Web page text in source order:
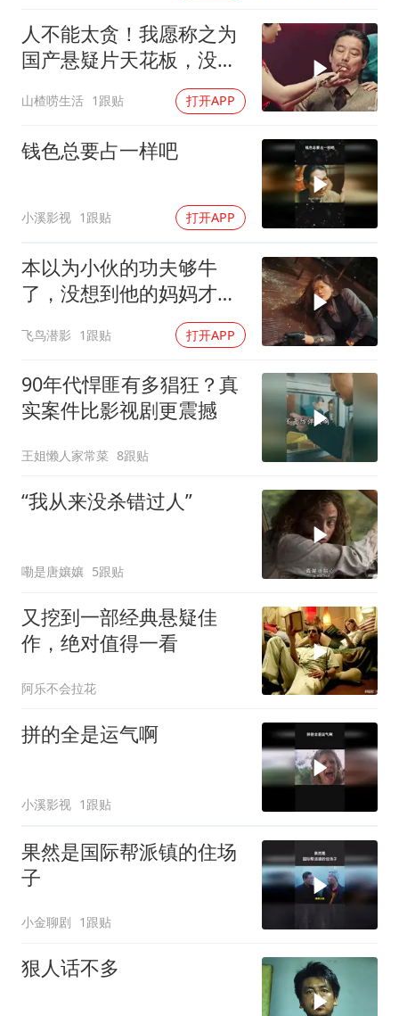
人不能太贪！我愿称之为
国产悬疑片天花板，没有
山楂唠生活 1跟贴 打开APP
钱色总要占一样吧
小溪影视 1跟贴 打开APP
本以为小伙的功夫够牛
了，没想到他的妈妈才是
飞鸟潜影 1跟贴 打开APP
90年代悍匪有多猖狂？真
实案件比影视剧更震撼
王姐懒人家常菜 8跟贴
“我从来没杀错过人”
嘞是唐孃孃 5跟贴
又挖到一部经典悬疑佳
作，绝对值得一看
阿乐不会拉花
拼的全是运气啊
小溪影视 1跟贴
果然是国际帮派镇的住场
子
小金聊剧 1跟贴
狠人话不多